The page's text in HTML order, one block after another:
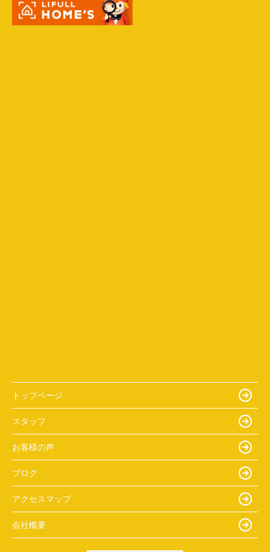
トップページ
スタッフ
お客様の声
ブログ
アクセスマップ
会社概要